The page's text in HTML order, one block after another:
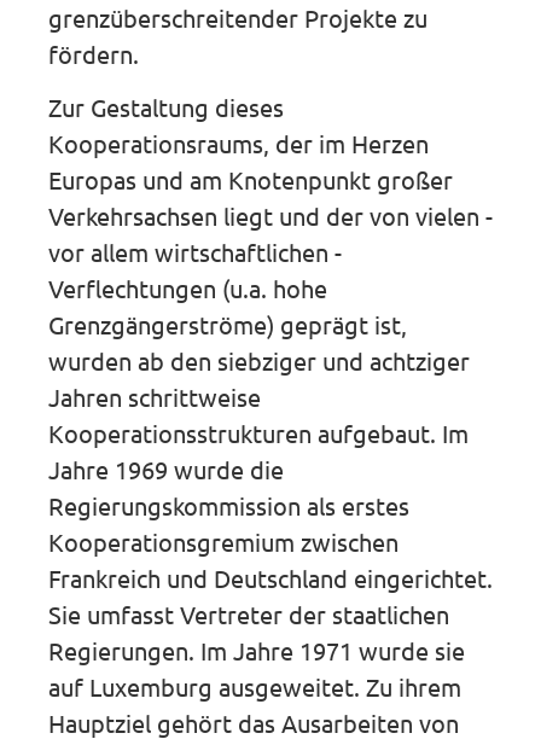
grenzüberschreitender Projekte zu
fördern.
Zur Gestaltung dieses
Kooperationsraums, der im Herzen
Europas und am Knotenpunkt großer
Verkehrsachsen liegt und der von vielen -
vor allem wirtschaftlichen -
Verflechtungen (u.a. hohe
Grenzgängerströme) geprägt ist,
wurden ab den siebziger und achtziger
Jahren schrittweise
Kooperationsstrukturen aufgebaut. Im
Jahre 1969 wurde die
Regierungskommission als erstes
Kooperationsgremium zwischen
Frankreich und Deutschland eingerichtet.
Sie umfasst Vertreter der staatlichen
Regierungen. Im Jahre 1971 wurde sie
auf Luxemburg ausgeweitet. Zu ihrem
Hauptziel gehört das Ausarbeiten von